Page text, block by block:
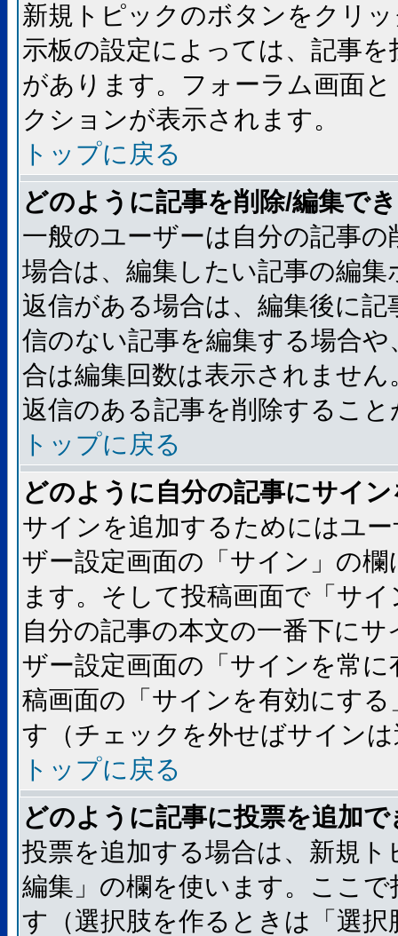
新規トピックのボタンをクリ
示板の設定によっては、記事
があります。フォーラム画面
クションが表示されます。
トップに戻る
どのように記事を削除/編集で
一般のユーザーは自分の記事
場合は、編集したい記事の編
返信がある場合は、編集後に
信のない記事を編集する場合
合は編集回数は表示されませ
返信のある記事を削除するこ
トップに戻る
どのように自分の記事にサイ
サインを追加するためにはユ
ザー設定画面の「サイン」の
ます。そして投稿画面で「サ
自分の記事の本文の一番下に
ザー設定画面の「サインを常
稿画面の「サインを有効にす
す（チェックを外せばサイン
トップに戻る
どのように記事に投票を追加
投票を追加する場合は、新規
編集」の欄を使います。ここ
す（選択肢を作るときは「選